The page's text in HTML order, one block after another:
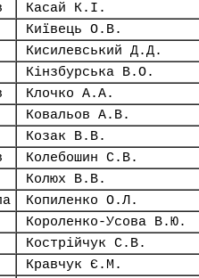
Касай К.І.
Київець О.В.
Кисилевський Д.Д.
Кінзбурська В.О.
Клочко А.А.
Ковальов А.В.
Козак В.В.
Колебошин С.В.
Колюх В.В.
Копиленко О.Л.
Короленко-Усова В.Ю.
Кострійчук С.В.
Кравчук Є.М.